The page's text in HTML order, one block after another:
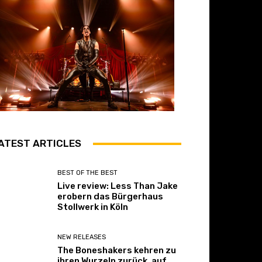
ARTICLES
BEST OF THE BEST
Live review: Less Than Jake
erobern das Bürgerhaus
Stollwerk in Köln
NEW RELEASES
The Boneshakers kehren zu